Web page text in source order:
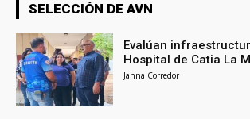
SELECCIÓN DE AVN
Evalúan
Hospital de Catia La
Janna Corredor